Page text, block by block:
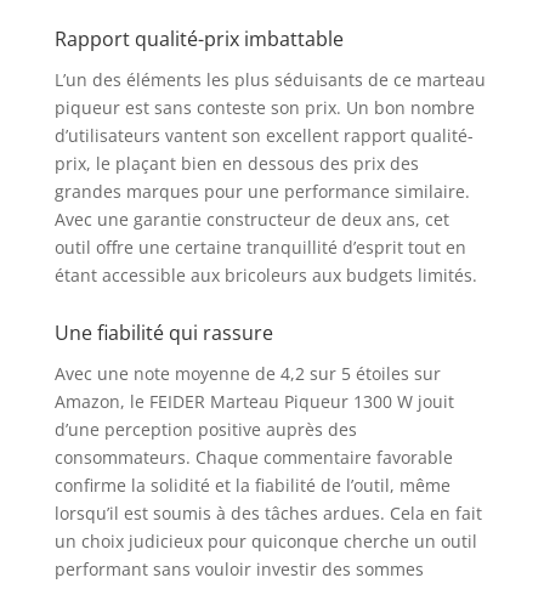
se transforment.
c’est la mission que la
marque s’est fixée
depuis sa création,
permettre à chacun de
travailler avec du
matériel aussi fiable
que résistant et
reparable
Rapport qualité-prix imbattable
L’un des éléments les plus séduisants de ce marteau
piqueur est sans conteste son prix. Un bon nombre
d’utilisateurs vantent son excellent rapport qualité-
prix, le plaçant bien en dessous des prix des
grandes marques pour une performance similaire.
Avec une garantie constructeur de deux ans, cet
outil offre une certaine tranquillité d’esprit tout en
étant accessible aux bricoleurs aux budgets limités.
Une fiabilité qui rassure
Avec une note moyenne de 4,2 sur 5 étoiles sur
Amazon, le FEIDER Marteau Piqueur 1300 W jouit
d’une perception positive auprès des
consommateurs. Chaque commentaire favorable
confirme la solidité et la fiabilité de l’outil, même
lorsqu’il est soumis à des tâches ardues. Cela en fait
un choix judicieux pour quiconque cherche un outil
performant sans vouloir investir des sommes